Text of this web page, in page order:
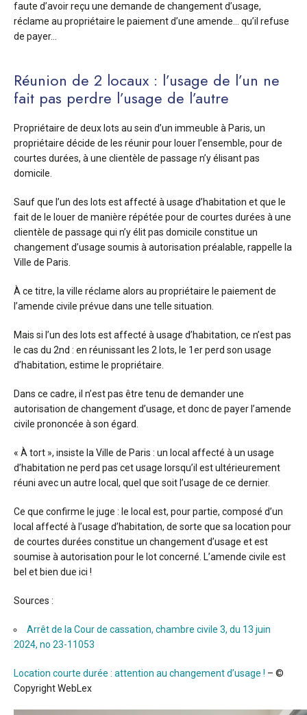
faute d’avoir reçu une demande de changement d’usage,
réclame au propriétaire le paiement d’une amende… qu’il refuse
de payer…
Réunion de 2 locaux : l’usage de l’un ne
fait pas perdre l’usage de l’autre
Propriétaire de deux lots au sein d’un immeuble à Paris, un
propriétaire décide de les réunir pour louer l’ensemble, pour de
courtes durées, à une clientèle de passage n’y élisant pas
domicile.
Sauf que l’un des lots est affecté à usage d’habitation et que le
fait de le louer de manière répétée pour de courtes durées à une
clientèle de passage qui n’y élit pas domicile constitue un
changement d’usage soumis à autorisation préalable, rappelle la
Ville de Paris.
À ce titre, la ville réclame alors au propriétaire le paiement de
l’amende civile prévue dans une telle situation.
Mais si l’un des lots est affecté à usage d’habitation, ce n’est pas
le cas du 2nd : en réunissant les 2 lots, le 1er perd son usage
d’habitation, estime le propriétaire.
Dans ce cadre, il n’est pas être tenu de demander une
autorisation de changement d’usage, et donc de payer l’amende
civile prononcée à son égard.
« À tort », insiste la Ville de Paris : un local affecté à un usage
d’habitation ne perd pas cet usage lorsqu’il est ultérieurement
réuni avec un autre local, quel que soit l’usage de ce dernier.
Ce que confirme le juge : le local est, pour partie, composé d’un
local affecté à l’usage d’habitation, de sorte que sa location pour
de courtes durées constitue un changement d’usage et est
soumise à autorisation pour le lot concerné. L’amende civile est
bel et bien due ici !
Sources :
Arrêt de la Cour de cassation, chambre civile 3, du 13 juin
2024, no 23-11053
Location courte durée : attention au changement d’usage ! – ©
Copyright WebLex